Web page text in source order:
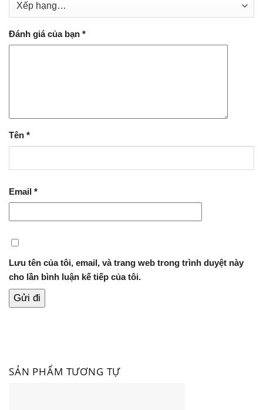
Đánh giá của bạn *
Tên *
Email *
Lưu tên của tôi, email, và trang web trong trình duyệt này
cho lần bình luận kế tiếp của tôi.
SẢN PHẨM TƯƠNG TỰ